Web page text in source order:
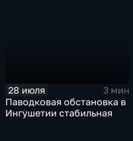
28 июля
3 мин
Паводковая обстановка в
Ингушетии стабильная